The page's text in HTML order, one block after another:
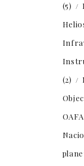
(5)
(2)
OAFA